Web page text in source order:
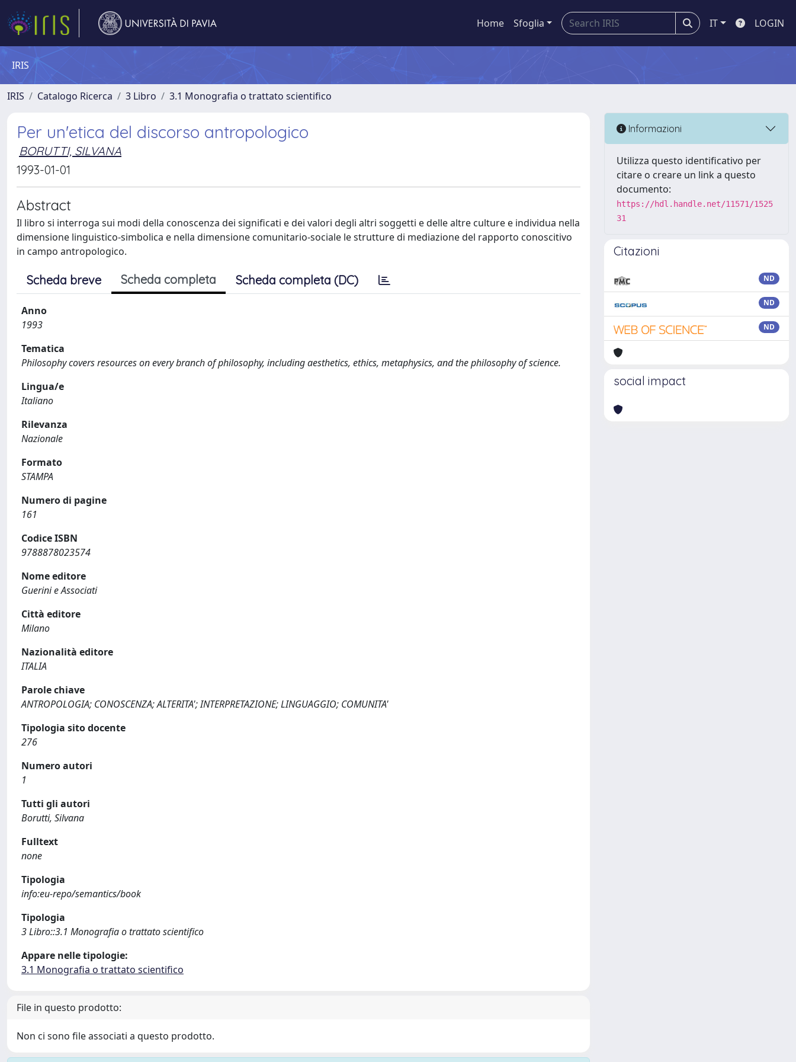
Home Sfoglia IT LOGIN
IRIS
IRIS Catalogo Ricerca 3 Libro 3.1 Monografia o trattato scientifico
Per un'etica del discorso antropologico
BORUTTI, SILVANA
1993-01-01
Abstract
Il libro si interroga sui modi della conoscenza dei significati e dei valori degli altri soggetti e delle altre culture e individua nella
dimensione linguistico-simbolica e nella dimensione comunitario-sociale le strutture di mediazione del rapporto conoscitivo
in campo antropologico.
Scheda breve Scheda completa Scheda completa (DC)
Anno
1993
Tematica
Philosophy covers resources on every branch of philosophy, including aesthetics, ethics, metaphysics, and the philosophy of science.
Lingua/e
Italiano
Rilevanza
Nazionale
Formato
STAMPA
Numero di pagine
161
Codice ISBN
9788878023574
Nome editore
Guerini e Associati
Città editore
Milano
Nazionalità editore
ITALIA
Parole chiave
ANTROPOLOGIA; CONOSCENZA; ALTERITA'; INTERPRETAZIONE; LINGUAGGIO; COMUNITA'
Tipologia sito docente
276
Numero autori
1
Tutti gli autori
Borutti, Silvana
Fulltext
none
Tipologia
info:eu-repo/semantics/book
Tipologia
3 Libro::3.1 Monografia o trattato scientifico
Appare nelle tipologie:
3.1 Monografia o trattato scientifico
File in questo prodotto:
Non ci sono file associati a questo prodotto.
Informazioni
Utilizza questo identificativo per
citare o creare un link a questo
documento:
https://hdl.handle.net/11571/1525
31
Citazioni
ND
ND
ND
social impact